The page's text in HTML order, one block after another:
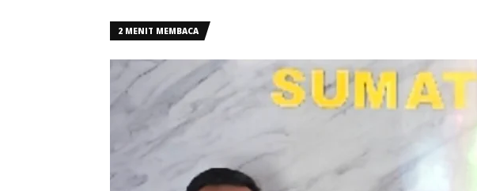
2 MENIT MEMBACA